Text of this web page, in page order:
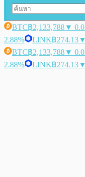
BTC฿2,133,788▼
2.88%
LINK฿274.13
BTC฿2,133,788▼
2.88%
LINK฿274.13